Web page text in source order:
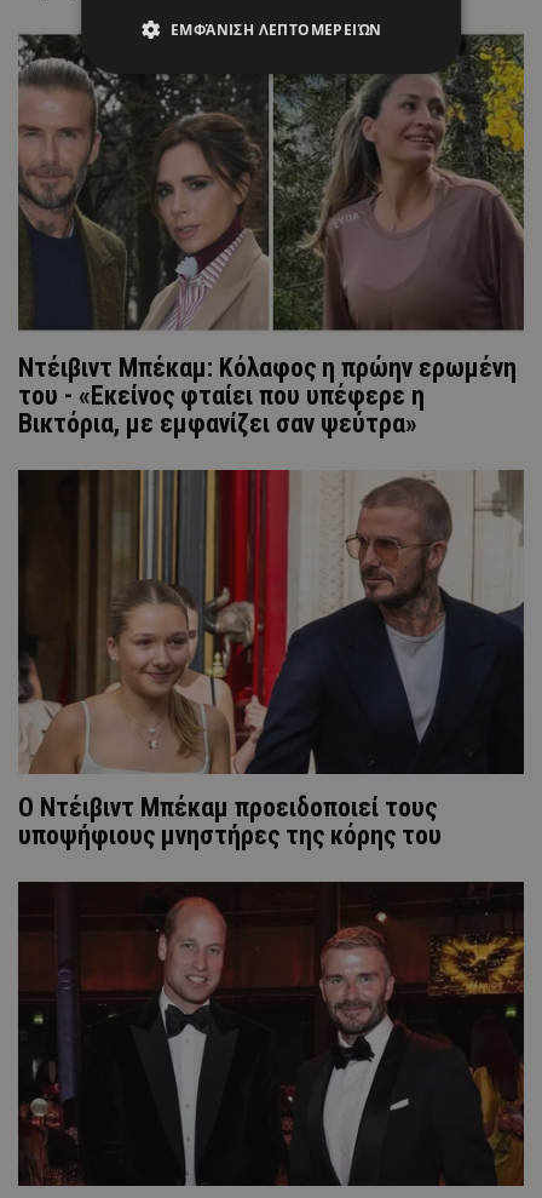
Ντέιβιντ Μπέκαμ: Κόλαφος η πρώην ερωμένη
του - «Εκείνος φταίει που υπέφερε η
Βικτόρια, με εμφανίζει σαν ψεύτρα»
Ο Ντέιβιντ Μπέκαμ προειδοποιεί τους
υποψήφιους μνηστήρες της κόρης του
ΕΜΦΆΝΙΣΗ ΛΕΠΤΟΜΕΡΕΙΏΝ